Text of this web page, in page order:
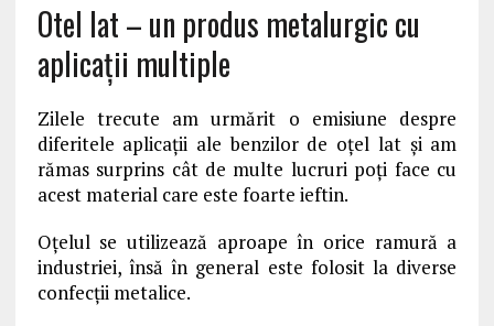
Otel lat – un produs metalurgic cu
aplicații multiple
Zilele trecute am urmărit o emisiune despre
diferitele aplicații ale benzilor de oțel lat și am
rămas surprins cât de multe lucruri poți face cu
acest material care este foarte ieftin.
Oțelul se utilizează aproape în orice ramură a
industriei, însă în general este folosit la diverse
confecții metalice.